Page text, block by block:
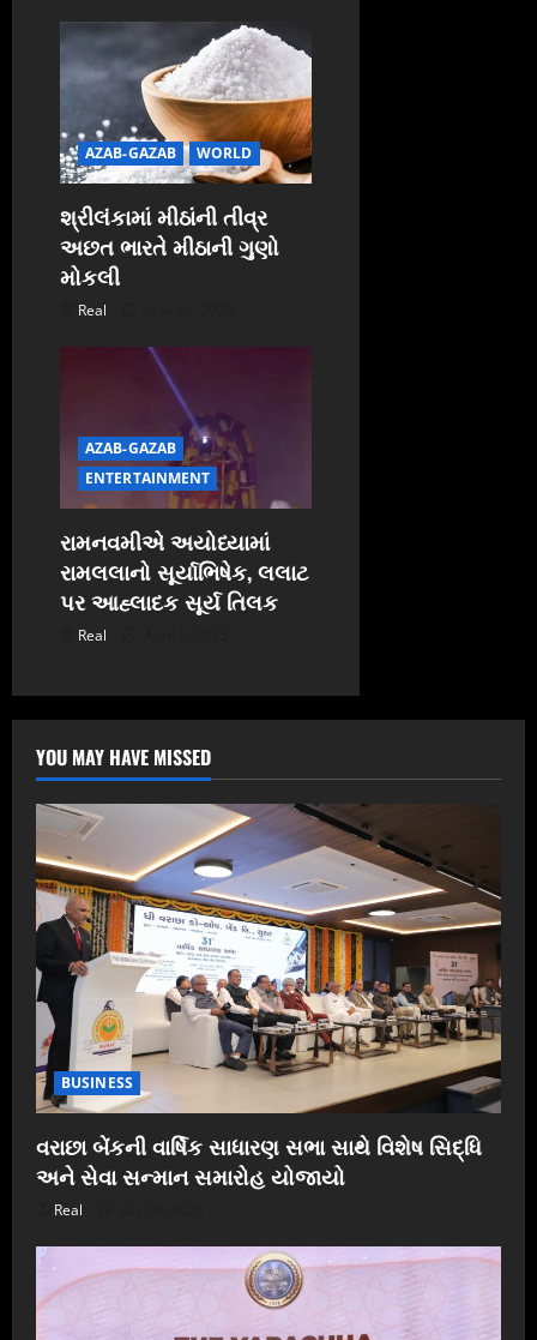
AZAB-GAZAB WORLD
શ્રીલંકામાં મીઠાંની તીવ્ર
અછત ભારતે મીઠાની ગુણો
મોકલી
Real
AZAB-GAZAB
ENTERTAINMENT
રામનવમીએ અયોધ્યામાં
રામલલાનો સૂર્યાભિષેક, લલાટ
પર આહ્લાદક સૂર્ય તિલક
Real
YOU MAY HAVE MISSED
BUSINESS
વરાછા બેંકની વાર્ષિક સાધારણ સભા સાથે વિશેષ સિદ્ધિ
અને સેવા સન્માન સમારોહ યોજાયો
Real